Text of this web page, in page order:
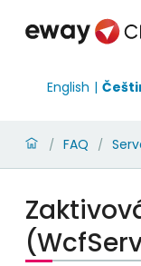
English
/ FAQ /